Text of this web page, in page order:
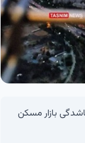
بازار مسکن